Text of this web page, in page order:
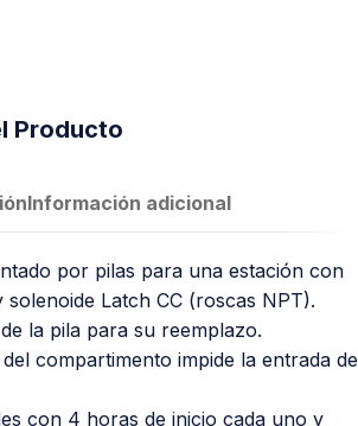
Producto
Información adicional
por pilas para una estación con
solenoide Latch CC (roscas NPT).
la pila para su reemplazo.
compartimento impide la entrada de
con 4 horas de inicio cada uno y